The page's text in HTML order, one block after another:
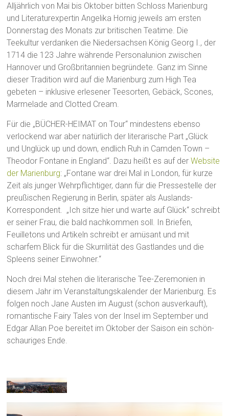
Alljährlich von Mai bis Oktober bitten Schloss Marienburg
und Literaturexpertin Angelika Hornig jeweils am ersten
Donnerstag des Monats zur britischen Teatime. Die
Teekultur verdanken die Niedersachsen König Georg I., der
1714 die 123 Jahre währende Personalunion zwischen
Hannover und Großbritannien begründete. Ganz im Sinne
dieser Tradition wird auf die Marienburg zum High Tea
gebeten – inklusive erlesener Teesorten, Gebäck, Scones,
Marmelade and Clotted Cream.
Für die „BÜCHER-HEIMAT on Tour“ mindestens ebenso
verlockend war aber natürlich der literarische Part „Glück
und Unglück up und down, endlich Ruh in Camden Town –
Theodor Fontane in England“. Dazu heißt es auf derWebsite
der Marienburg: „Fontane war drei Mal in London, für kurze
Zeit als junger Wehrpflichtiger, dann für die Pressestelle der
preußischen Regierung in Berlin, später als Auslands-
Korrespondent. „Ich sitze hier und warte auf Glück“ schreibt
er seiner Frau, die bald nachkommen soll. In Briefen,
Feuilletons und Artikeln schreibt er amüsant und mit
scharfem Blick für die Skurrilität des Gastlandes und die
Spleens seiner Einwohner.“
Noch drei Mal stehen die literarische Tee-Zeremonien in
diesem Jahr im Veranstaltungskalender der Marienburg. Es
folgen noch Jane Austen im August (schon ausverkauft),
romantische Fairy Tales von der Insel im September und
Edgar Allan Poe bereitet im Oktober der Saison ein schön-
schauriges Ende.